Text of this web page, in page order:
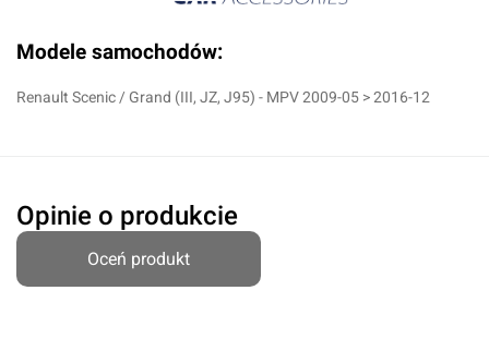
Modele samochodów:
Renault Scenic / Grand (III, JZ, J95) - MPV 2009-05 > 2016-12
Opinie o produkcie
Oceń produkt